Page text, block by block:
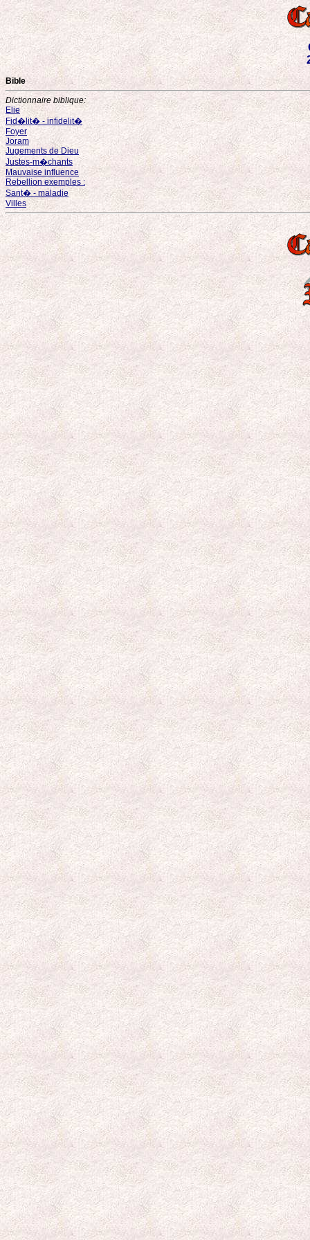
Bible
Dictionnaire biblique:
Elie
Fid�lit� - infidelit�
Foyer
Joram
Jugements de Dieu
Justes-m�chants
Mauvaise influence
Rebellion exemples :
Sant� - maladie
Villes